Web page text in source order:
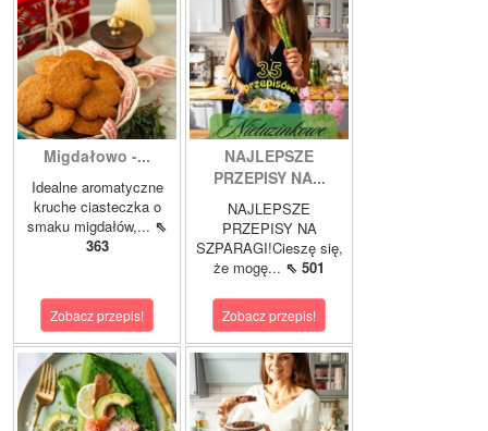
Migdałowo -...
Idealne aromatyczne
kruche ciasteczka o
smaku migdałów,... ⇖
363
Zobacz przepis!
NAJLEPSZE
PRZEPISY NA...
NAJLEPSZE
PRZEPISY NA
SZPARAGI!Cieszę się,
że mogę... ⇖ 501
Zobacz przepis!